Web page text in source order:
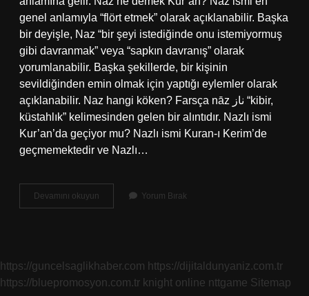
genel anlamıyla “flört etmek” olarak açıklanabilir. Başka
bir deyişle, Naz “bir şeyi istediğinde onu istemiyormuş
gibi davranmak” veya “sapkın davranış” olarak
yorumlanabilir. Başka şekillerde, bir kişinin
sevildiğinden emin olmak için yaptığı eylemler olarak
açıklanabilir. Naz hangi köken? Farsça nāz ناز “kibir,
küstahlık” kelimesinden gelen bir alıntıdır. Nazlı ismi
Kur’an’da geçiyor mu? Nazlı ismi Kuran-ı Kerim’de
geçmemektedir ve Nazlı…
Devamını okuyun
Ne
Yorum Bırak
https://guncelsaglikhaber.com https://dijitaldunyaniz.com.tr
https://bluepromosyon.com.tr knight online nttgame Sitemap